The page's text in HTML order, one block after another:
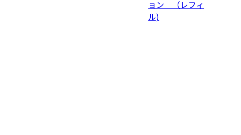
ョン （レフィ
ル)